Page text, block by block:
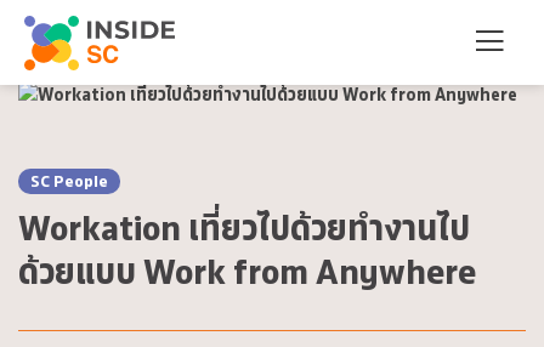
Blog
SC People
Workation เที่ยวไปด้วยทำงานไป
ด้วยแบบ Work from Anywhere